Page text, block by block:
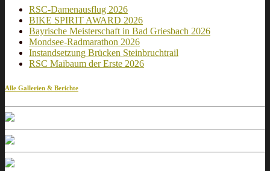
RSC-Damenausflug 2026
BIKE SPIRIT AWARD 2026
Bayrische Meisterschaft in Bad Griesbach 2026
Mondsee-Radmarathon 2026
Instandsetzung Brücken Steinbruchtrail
RSC Maibaum der Erste 2026
Alle Gallerien & Berichte